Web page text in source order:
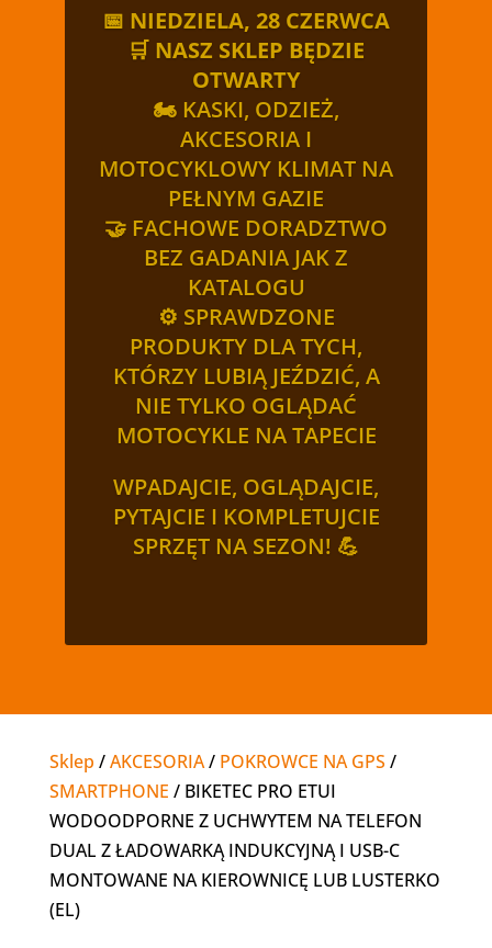
📅 NIEDZIELA, 28 CZERWCA
🛒 NASZ SKLEP BĘDZIE
OTWARTY
🏍️ KASKI, ODZIEŻ,
AKCESORIA I
MOTOCYKLOWY KLIMAT NA
PEŁNYM GAZIE
🤝 FACHOWE DORADZTWO
BEZ GADANIA JAK Z
KATALOGU
⚙️ SPRAWDZONE
PRODUKTY DLA TYCH,
KTÓRZY LUBIĄ JEŹDZIĆ, A
NIE TYLKO OGLĄDAĆ
MOTOCYKLE NA TAPECIE
WPADAJCIE, OGLĄDAJCIE,
PYTAJCIE I KOMPLETUJCIE
SPRZĘT NA SEZON! 💪
Sklep /AKCESORIA/ POKROWCE NA GPS /
SMARTPHONE / BIKETEC PRO ETUI
WODOODPORNE Z UCHWYTEM NA TELEFON
DUAL Z ŁADOWARKĄ INDUKCYJNĄ I USB-C
MONTOWANE NA KIEROWNICĘ LUB LUSTERKO
(EL)